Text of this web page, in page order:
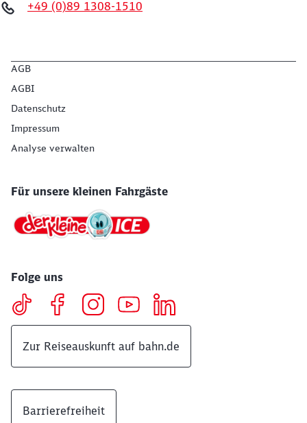
+49 (0)89 1308-1510
AGB
AGBI
Datenschutz
Impressum
Analyse verwalten
Für unsere kleinen Fahrgäste
Folge uns
Zur Reiseauskunft auf bahn.de
Barrierefreiheit